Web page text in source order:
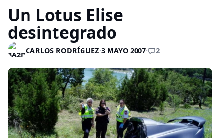
Un Lotus Elise
desintegrado
CARLOS RODRÍGUEZ·3 MAYO 2007· 2